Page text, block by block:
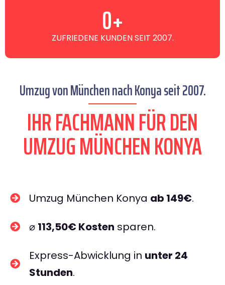
ZUFRIEDENE KUNDEN SEIT 2007.
0+
Umzug von München nach Konya seit 2007.
IHR FACHMANN FÜR DEN
UMZUG MÜNCHEN KONYA
Umzug München Konya ab 149€.
⌀ 113,50€ Kosten sparen.
Express-Abwicklung in unter 24
Stunden.